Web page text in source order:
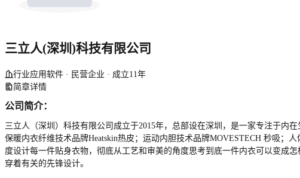
三立人(深圳)科技有限公司
行业应用软件 · 民营企业 · 成立11年
简章详情
公司简介：
三立人（深圳）科技有限公司成立于2015年，总部设在深圳，是一家专注于内
保暖内衣纤维技术品牌Heatskin热皮；运动内胆技术品牌MOVESTECH 秒吸；
度设计每一件贴身衣物，彻底从工艺和审美的角度思考到底一件内衣可以变成
穿着有关的先锋设计。